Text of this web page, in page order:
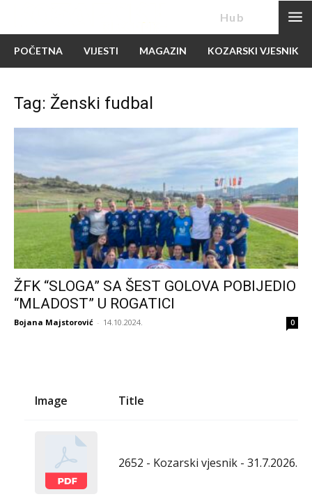
Hub
POČETNA VIJESTI MAGAZIN KOZARSKI VJESNIK
Tag: Ženski fudbal
ŽFK “SLOGA” SA ŠEST GOLOVA POBIJEDIO
“MLADOST” U ROGATICI
Bojana Majstorović - 14.10.2024. 0
Image Title
2652 - Kozarski vjesnik - 31.7.2026.